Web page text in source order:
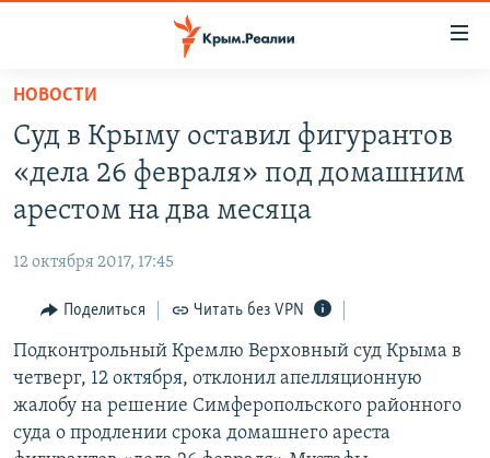
Вернуться
основному
содержанию
главной
навигации
Вернутся
поиску
СПЕЦПРОЕКТЫ
11 ЛЕТ ОККУПАЦИИ КРЫМА. 11 ИСТОРИЙ СОПРОТИВЛЕНИЯ
ЕЩЕ
ИНТЕРАКТИВ
ИНФОГРАФИКА
ТЕЛЕПРОЕКТ КРЫМ.РЕАЛИИ
СОВЕТЫ ПРАВОЗАЩИТНИКОВ
РАДІО СВОБОДА
КАК ОБОЙТИ БЛОКИРОВКУ
Українською
Qırımtatar
НОВОСТИ
Суд в Крыму оставил фигурантов
«дела 26 февраля» под домашним
арестом на два месяца
12 октября 2017, 17:45
Поделиться Читать без VPN
Подконтрольный Кремлю Верховный суд Крыма в
четверг, 12 октября, отклонил апелляционную
жалобу на решение Симферопольского районного
суда о продлении срока домашнего ареста